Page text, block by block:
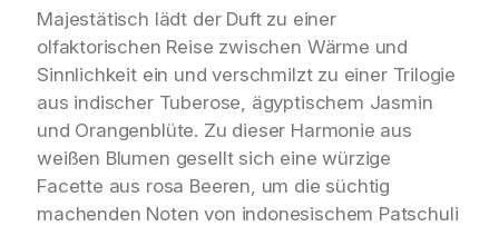
9
9
,
9
5
€
.
Majestätisch lädt der Duft zu einer
olfaktorischen Reise zwischen Wärme und
Sinnlichkeit ein und verschmilzt zu einer Trilogie
aus indischer Tuberose, ägyptischem Jasmin
und Orangenblüte. Zu dieser Harmonie aus
weißen Blumen gesellt sich eine würzige
Facette aus rosa Beeren, um die süchtig
machenden Noten von indonesischem Patschuli